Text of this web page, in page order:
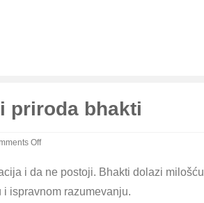
priroda bhakti
Off
i da ne postoji. Bhakti dolazi milošću
ispravnom razumevanju.